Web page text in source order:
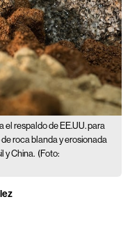
el respaldo de EE.UU. para
roca blanda y erosionada
y China. (Foto: